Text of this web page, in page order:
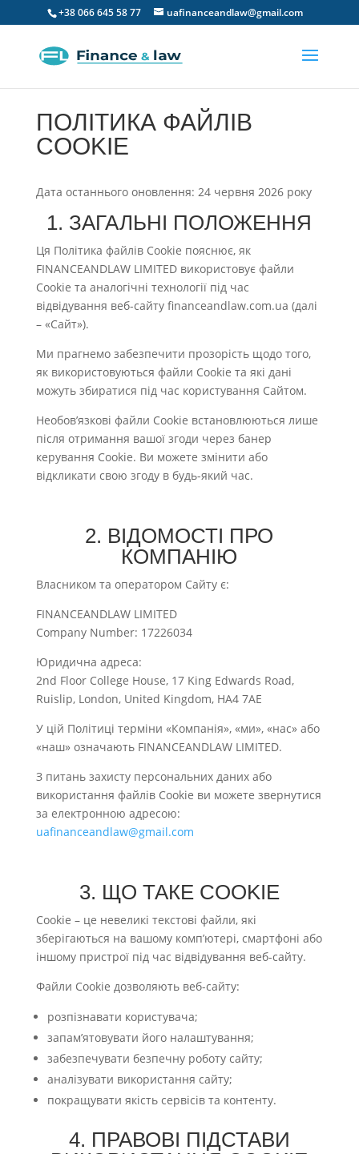
+38 066 645 58 77 uafinanceandlaw@gmail.com
ПОЛІТИКА ФАЙЛІВ
COOKIE
Дата останнього оновлення: 24 червня 2026 року
1. ЗАГАЛЬНІ ПОЛОЖЕННЯ
Ця Політика файлів Cookie пояснює, як
FINANCEANDLAW LIMITED використовує файли
Cookie та аналогічні технології під час
відвідування веб-сайту financeandlaw.com.ua (далі
– «Сайт»).
Ми прагнемо забезпечити прозорість щодо того,
як використовуються файли Cookie та які дані
можуть збиратися під час користування Сайтом.
Необов’язкові файли Cookie встановлюються лише
після отримання вашої згоди через банер
керування Cookie. Ви можете змінити або
відкликати свою згоду в будь-який час.
2. ВІДОМОСТІ ПРО
КОМПАНІЮ
Власником та оператором Сайту є:
FINANCEANDLAW LIMITED
Company Number: 17226034
Юридична адреса:
2nd Floor College House, 17 King Edwards Road,
Ruislip, London, United Kingdom, HA4 7AE
У цій Політиці терміни «Компанія», «ми», «нас» або
«наш» означають FINANCEANDLAW LIMITED.
З питань захисту персональних даних або
використання файлів Cookie ви можете звернутися
за електронною адресою:
uafinanceandlaw@gmail.com
3. ЩО ТАКЕ COOKIE
Cookie – це невеликі текстові файли, які
зберігаються на вашому комп’ютері, смартфоні або
іншому пристрої під час відвідування веб-сайту.
Файли Cookie дозволяють веб-сайту:
розпізнавати користувача;
запам’ятовувати його налаштування;
забезпечувати безпечну роботу сайту;
аналізувати використання сайту;
покращувати якість сервісів та контенту.
4. ПРАВОВІ ПІДСТАВИ